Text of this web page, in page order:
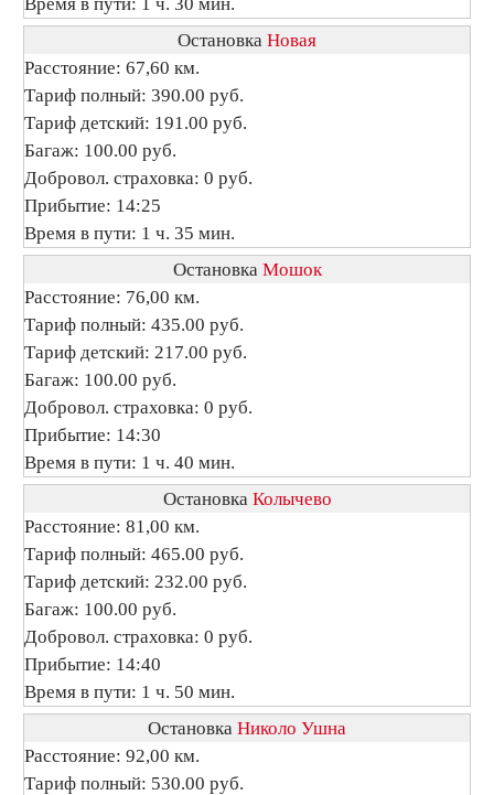
Остановка Новая
Расстояние: 67,60 км.
Тариф полный: 390.00 руб.
Тариф детский: 191.00 руб.
Багаж: 100.00 руб.
Добровол. страховка: 0 руб.
Прибытие: 14:25
Время в пути: 1 ч. 35 мин.
Остановка Мошок
Расстояние: 76,00 км.
Тариф полный: 435.00 руб.
Тариф детский: 217.00 руб.
Багаж: 100.00 руб.
Добровол. страховка: 0 руб.
Прибытие: 14:30
Время в пути: 1 ч. 40 мин.
Остановка Колычево
Расстояние: 81,00 км.
Тариф полный: 465.00 руб.
Тариф детский: 232.00 руб.
Багаж: 100.00 руб.
Добровол. страховка: 0 руб.
Прибытие: 14:40
Время в пути: 1 ч. 50 мин.
Остановка Николо Ушна
Расстояние: 92,00 км.
Тариф полный: 530.00 руб.